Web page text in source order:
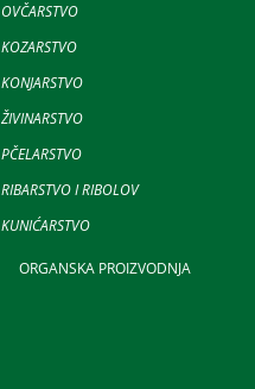
OVČARSTVO
KOZARSTVO
KONJARSTVO
ŽIVINARSTVO
PČELARSTVO
RIBARSTVO I RIBOLOV
KUNIĆARSTVO
ORGANSKA PROIZVODNJA